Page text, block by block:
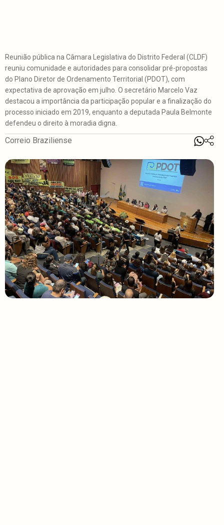
Reunião pública na Câmara Legislativa do Distrito Federal (CLDF)
reuniu comunidade e autoridades para consolidar pré-propostas
do Plano Diretor de Ordenamento Territorial (PDOT), com
expectativa de aprovação em julho. O secretário Marcelo Vaz
destacou a importância da participação popular e a finalização do
processo iniciado em 2019, enquanto a deputada Paula Belmonte
defendeu o direito à moradia digna.
Correio Braziliense